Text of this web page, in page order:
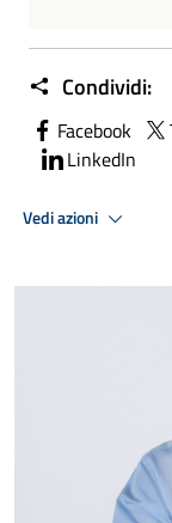
Condividi:
Facebook
LinkedIn
Vedi azioni